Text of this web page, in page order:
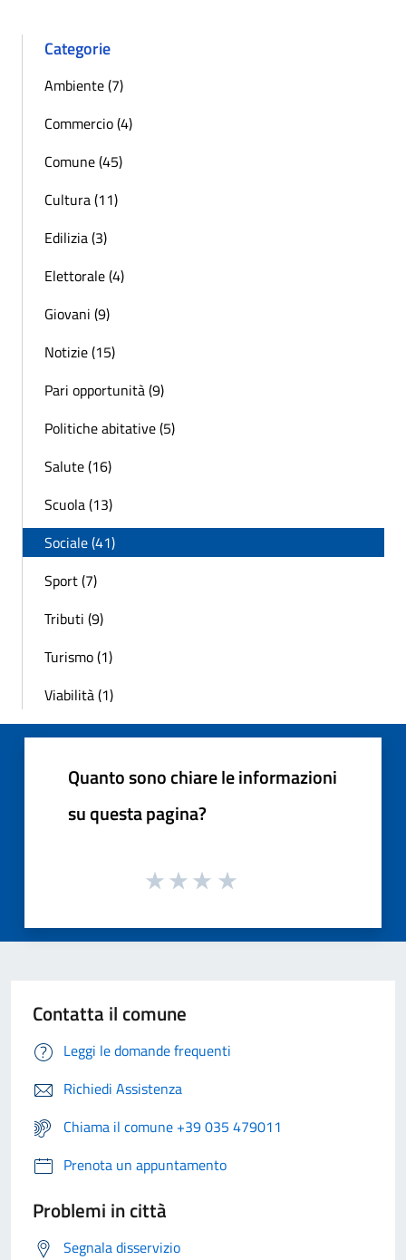
Categorie
Ambiente (7)
Commercio (4)
Comune (45)
Cultura (11)
Edilizia (3)
Elettorale (4)
Giovani (9)
Notizie (15)
Pari opportunità (9)
Politiche abitative (5)
Salute (16)
Scuola (13)
Sociale (41)
Sport (7)
Tributi (9)
Turismo (1)
Viabilità (1)
Quanto sono chiare le informazioni
su questa pagina?
Contatta il comune
Leggi le domande frequenti
Richiedi Assistenza
Chiama il comune +39 035 479011
Prenota un appuntamento
Problemi in città
Segnala disservizio